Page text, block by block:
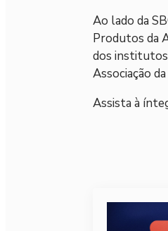
Ao lado da
Produtos da
dos institutos
Associação
Assista à